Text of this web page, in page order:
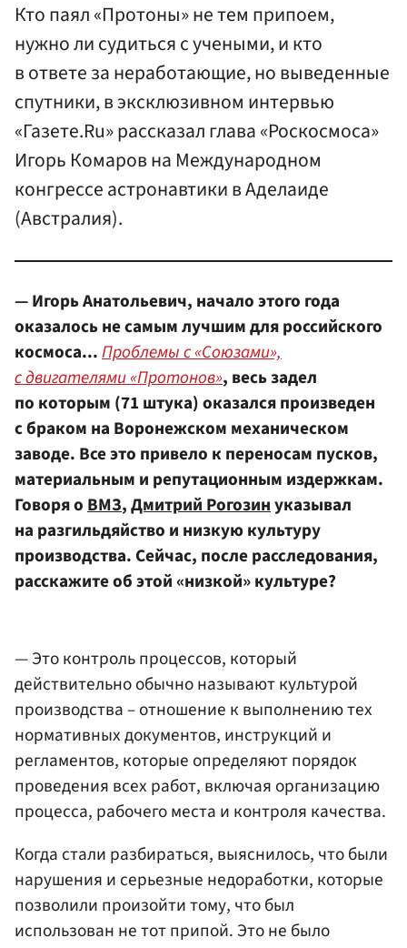
Кто паял «Протоны» не тем припоем,
нужно ли судиться с учеными, и кто
в ответе за неработающие, но выведенные
спутники, в эксклюзивном интервью
«Газете.Ru» рассказал глава «Роскосмоса»
Игорь Комаров на Международном
конгрессе астронавтики в Аделаиде
(Австралия).
— Игорь Анатольевич, начало этого года
оказалось не самым лучшим для российского
космоса...Проблемы с «Союзами»,
с двигателями «Протонов», весь задел
по которым (71 штука) оказался произведен
с браком на Воронежском механическом
заводе. Все это привело к переносам пусков,
материальным и репутационным издержкам.
Говоря оВМЗ,Дмитрий Рогозинуказывал
на разгильдяйство и низкую культуру
производства. Сейчас, после расследования,
расскажите об этой «низкой» культуре?
— Это контроль процессов, который
действительно обычно называют культурой
производства – отношение к выполнению тех
нормативных документов, инструкций и
регламентов, которые определяют порядок
проведения всех работ, включая организацию
процесса, рабочего места и контроля качества.
Когда стали разбираться, выяснилось, что были
нарушения и серьезные недоработки, которые
позволили произойти тому, что был
использован не тот припой. Это не было